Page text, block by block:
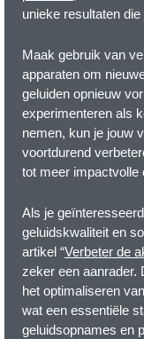
unieke resultaten
Maak gebruik van
apparaten om
geluiden opnieuw
experimenteren als
nemen, kun je jouw
voortdurend
tot meer impactvolle
Als je
geluidskwaliteit en
artikel “Verbeter de
zeker een aanrader.
het optimaliseren
wat een essentiële
geluidsopnames en